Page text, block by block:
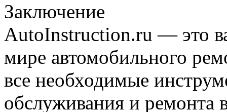
Заключение
AutoInstruction.ru — это
мире автомобильного
все необходимые
обслуживания и ремонта